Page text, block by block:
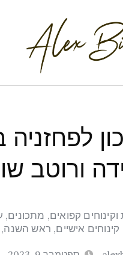
לפחזניה
ורוטב
וקינוחים קפואים, מתכונים,
קינוחים אישיים, ראש השנה